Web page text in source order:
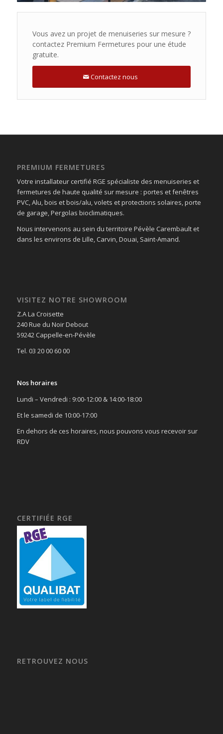
Vous avez un projet de menuiseries sur mesure ?
contactez Premium Fermetures pour une étude
gratuite.
Contactez nous
PREMIUM FERMETURES
Votre installateur certifié RGE spécialiste des menuiseries et
fermetures de haute qualité sur mesure : portes et fenêtres
PVC, Alu, bois et bois/alu, volets et protections solaires, porte
de garage, Pergolas bioclimatiques.
Nous intervenons au sein du territoire Pévèle Carembault et
dans les environs de Lille, Carvin, Douai, Saint-Amand.
VISITEZ NOTRE SHOWROOM
Z.A La Croisette
240 Rue du Noir Debout
59242 Cappelle-en-Pévèle
Tel. 03 20 00 60 00
Nos horaires
Lundi – Vendredi : 9:00-12:00 & 14:00-18:00
Et le samedi de 10:00-17:00
En dehors de ces horaires, nous pouvons vous recevoir sur
RDV
CERTIFIÉE RGE
RETROUVEZ NOUS